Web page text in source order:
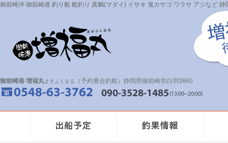
御前崎沖 御前崎港 釣り船 船釣り 真鯛(マダイ) イサキ 鬼カサゴ ワラサ アジなど
御前崎港 増福丸ますふくまる （予約乗合釣船）静岡県御前崎市白羽3660